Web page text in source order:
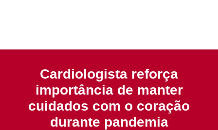
Cardiologista reforça
importância de manter
cuidados com o coração
durante pandemia